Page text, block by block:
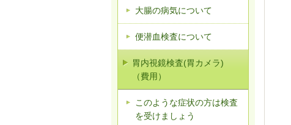
大腸の病気について
便潜血検査について
胃内視鏡検査(胃カメラ)
（費用）
このような症状の方は検査
を受けましょう